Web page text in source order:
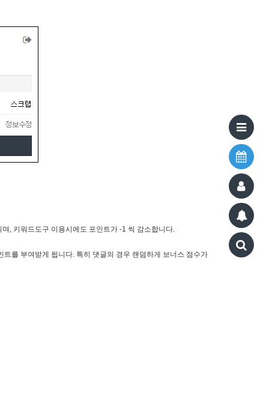
, 키워드도구 이용시에도 포인트가 -1 씩 감소합니다.
를 부여받게 됩니다. 특히 댓글의 경우 랜덤하게 보너스 점수가